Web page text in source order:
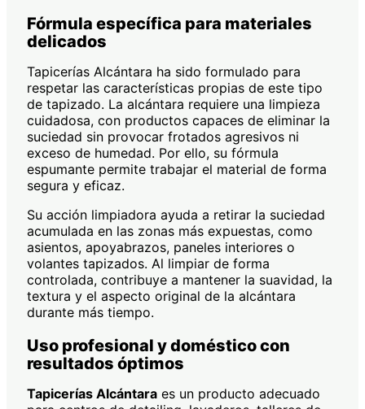
Fórmula específica para materiales
delicados
Tapicerías Alcántara ha sido formulado para
respetar las características propias de este tipo
de tapizado. La alcántara requiere una limpieza
cuidadosa, con productos capaces de eliminar la
suciedad sin provocar frotados agresivos ni
exceso de humedad. Por ello, su fórmula
espumante permite trabajar el material de forma
segura y eficaz.
Su acción limpiadora ayuda a retirar la suciedad
acumulada en las zonas más expuestas, como
asientos, apoyabrazos, paneles interiores o
volantes tapizados. Al limpiar de forma
controlada, contribuye a mantener la suavidad, la
textura y el aspecto original de la alcántara
durante más tiempo.
Uso profesional y doméstico con
resultados óptimos
Tapicerías Alcántara es un producto adecuado